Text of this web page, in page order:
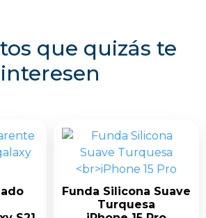
que quizás te
interesen
Funda Silicona Suave
Turquesa